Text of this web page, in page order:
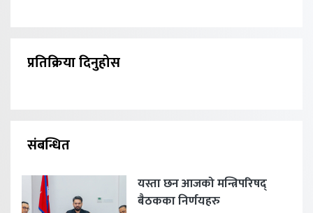
प्रतिक्रिया दिनुहोस
संबन्धित
यस्ता छन आजको मन्त्रिपरिषद्
बैठकका निर्णयहरु